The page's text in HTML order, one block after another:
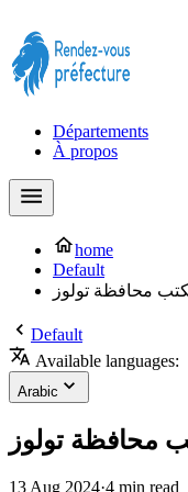
Départements
À propos
home
Default
محافظة تولوز
Default
Available languages:
Arabic
محافظة تولوز
13 Aug 2024·4 min read